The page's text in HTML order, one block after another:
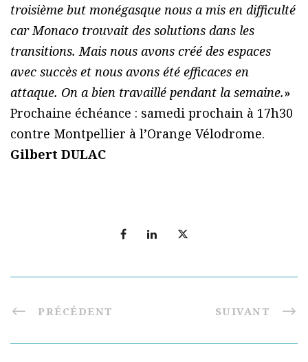
troisième but monégasque nous a mis en difficulté
car Monaco trouvait des solutions dans les
transitions. Mais nous avons créé des espaces
avec succès et nous avons été efficaces en
attaque. On a bien travaillé pendant la semaine.»
Prochaine échéance : samedi prochain à 17h30
contre Montpellier à l’Orange Vélodrome.
Gilbert DULAC
PRÉCÉDENT SUIVANT